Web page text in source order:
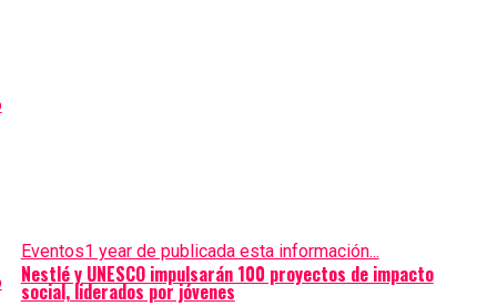
Eventos1 year de publicada esta información...
Nestlé y UNESCO impulsarán 100 proyectos de impacto
social, liderados por jóvenes